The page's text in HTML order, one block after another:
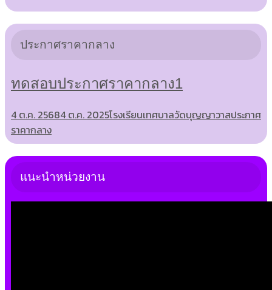
ประกาศราคากลาง
ทดสอบประกาศราคากลาง1
4 ต.ค. 25684 ต.ค. 2025โรงเรียนเทศบาลวัดบุญญาวาสประกาศ
ราคากลาง
แนะนำหน่วยงาน